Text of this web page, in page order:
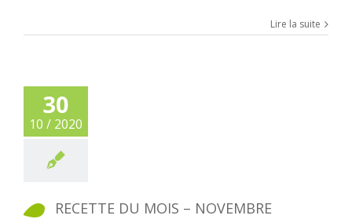
Lire la suite
30
10 / 2020
RECETTE DU MOIS – NOVEMBRE